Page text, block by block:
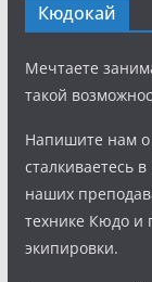
Кюдокай
Мечтаете
такой
Напишите нам о
сталкиваетесь
наших
технике Кюдо и
экипировки.